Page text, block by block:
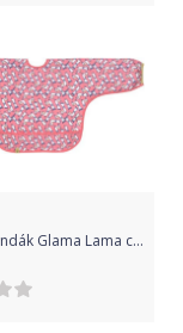
Lässig Bryndák Glama Lama coral